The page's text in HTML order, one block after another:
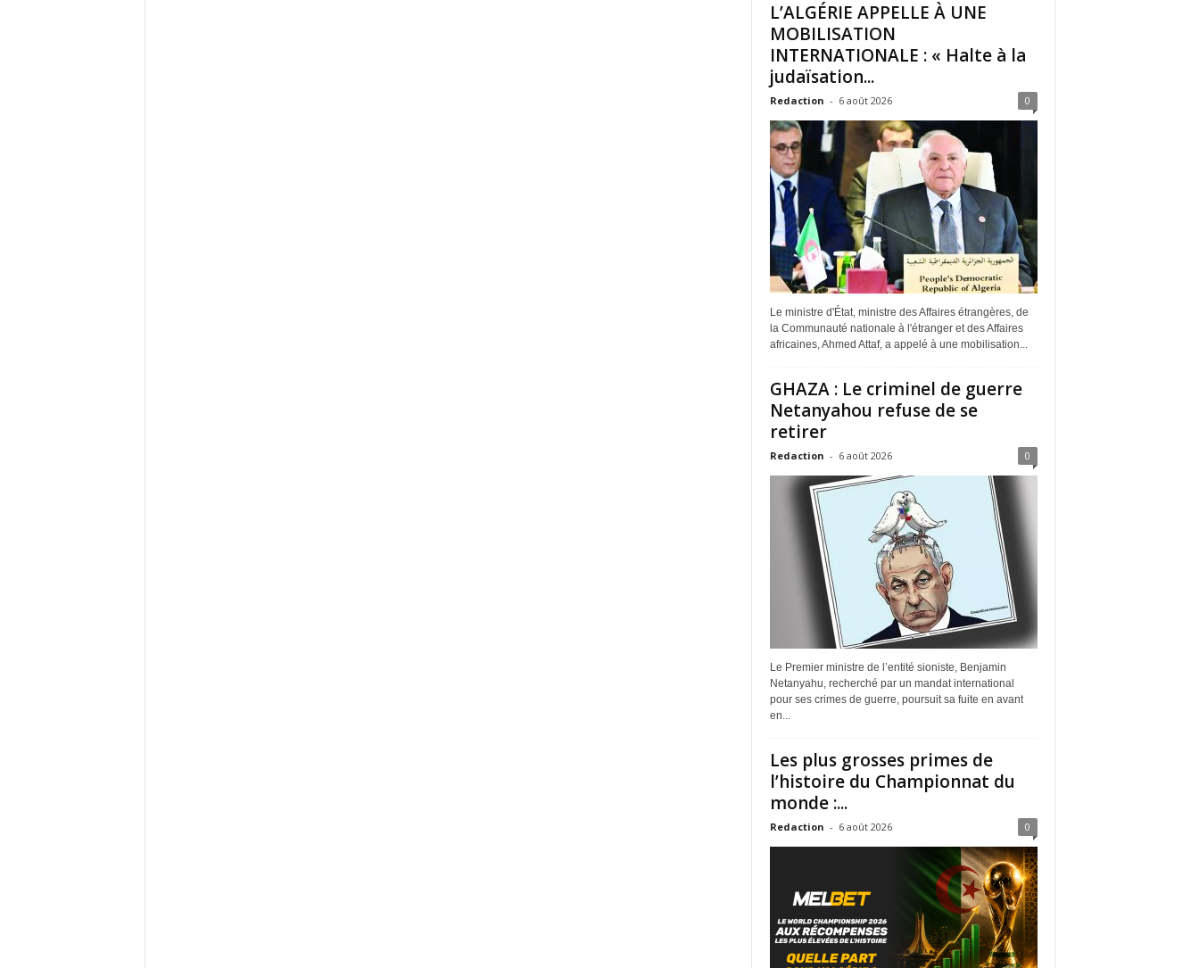
L’ALGÉRIE APPELLE À UNE
MOBILISATION
INTERNATIONALE : « Halte à la
judaïsation...
Redaction - 6 août 2026 0
Le ministre d'État, ministre des Affaires étrangères, de
la Communauté nationale à l'étranger et des Affaires
africaines, Ahmed Attaf, a appelé à une mobilisation...
GHAZA : Le criminel de guerre
Netanyahou refuse de se
retirer
Redaction - 6 août 2026 0
Le Premier ministre de l’entité sioniste, Benjamin
Netanyahu, recherché par un mandat international
pour ses crimes de guerre, poursuit sa fuite en avant
en...
Les plus grosses primes de
l’histoire du Championnat du
monde :...
Redaction - 6 août 2026 0